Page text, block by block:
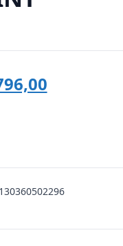
Den
kr.